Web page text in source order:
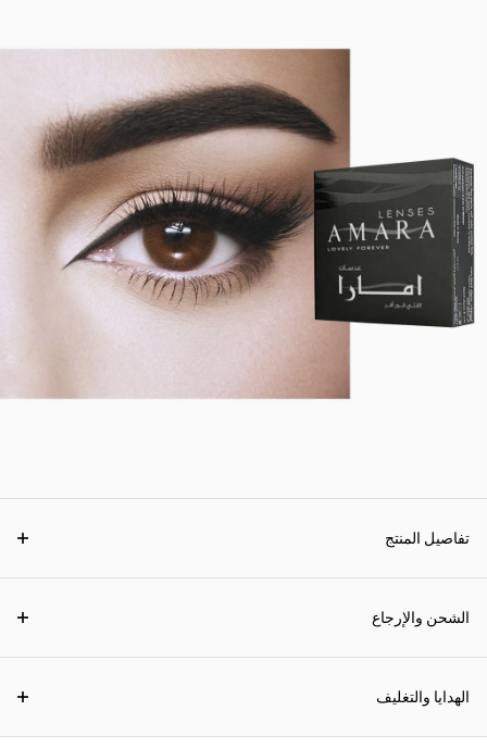
تفاصيل المنتج
الشحن والإرجاع
الهدايا والتغليف